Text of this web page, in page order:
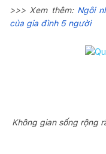
>>> Xem thêm: Ngôi
của gia đình 5 người
Không gian sống rộng